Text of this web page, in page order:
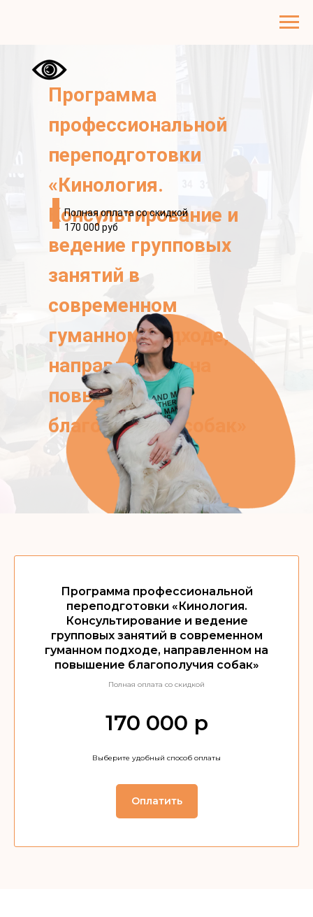
Программа
профессиональной
переподготовки
«Кинология.
Консультирование и
ведение групповых
занятий в
современном
гуманном подходе,
направленном на
повышение
благополучия собак»
Полная оплата со скидкой
170 000 руб
Программа профессиональной
переподготовки «Кинология.
Консультирование и ведение
групповых занятий в современном
гуманном подходе, направленном на
повышение благополучия собак»
Полная оплата cо скидкой
170 000 р
Выберите удобный способ оплаты
Оплатить